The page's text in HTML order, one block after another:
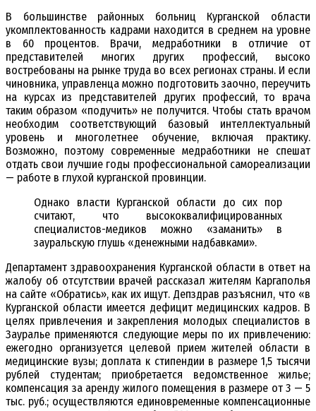
В большинстве районных больниц Курганской области
укомплектованность кадрами находится в среднем на уровне
в 60 процентов. Врачи, медработники в отличие от
представителей многих других профессий, высоко
востребованы на рынке труда во всех регионах страны. И если
чиновника, управленца можно подготовить заочно, переучить
на курсах из представителей других профессий, то врача
таким образом «подучить» не получится. Чтобы стать врачом
необходим соответствующий базовый интеллектуальный
уровень и многолетнее обучение, включая практику.
Возможно, поэтому современные медработники не спешат
отдать свои лучшие годы профессиональной самореализации
— работе в глухой курганской провинции.
Однако власти Курганской области до сих пор
считают, что высококвалифицированных
специалистов-медиков можно «заманить» в
зауральскую глушь «денежными надбавками».
Департамент здравоохранения Курганской области в ответ на
жалобу об отсутствии врачей рассказал жителям Каргаполья
на сайте «Обратись», как их ищут. Депздрав разъяснил, что «в
Курганской области имеется дефицит медицинских кадров. В
целях привлечения и закрепления молодых специалистов в
Зауралье применяются следующие меры по их привлечению:
ежегодно организуется целевой прием жителей области в
медицинские вузы; доплата к стипендии в размере 1,5 тысячи
рублей студентам; приобретается ведомственное жилье;
компенсация за аренду жилого помещения в размере от 3 — 5
тыс. руб.; осуществляются единовременные компенсационные